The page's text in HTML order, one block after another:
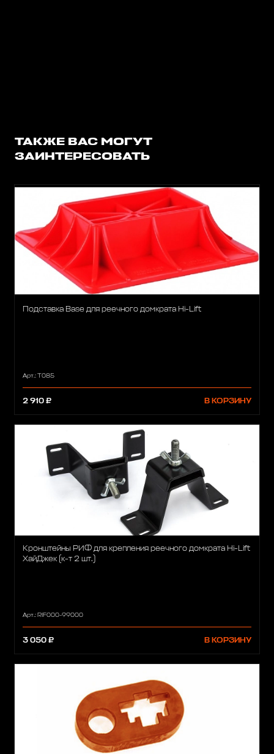
ТАКЖЕ ВАС МОГУТ
ЗАИНТЕРЕСОВАТЬ
Подставка Base для реечного домкрата Hi-Lift
Арт.: T085
2 910 ₽ В КОРЗИНУ
Кронштейны РИФ для крепления реечного домкрата Hi-Lift
ХайДжек (к-т 2 шт.)
Арт.: RIF000-99000
3 050 ₽ В КОРЗИНУ